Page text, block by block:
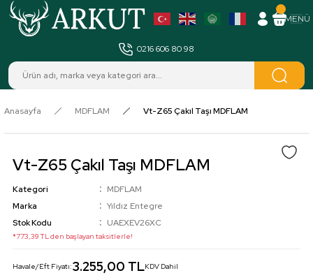
0216 606 80 98
MENÜ
Anasayfa MDFLAM Vt-Z65 Çakıl Taşı MDFLAM
Vt-Z65 Çakıl Taşı MDFLAM
Kategori
MDFLAM
Marka
Yıldız Entegre
Stok Kodu
UAEXEV26XC
*773,39 TL den başlayan taksitlerle!
Havale/Eft Fiyatı:3.255,00 TLKDV Dahil